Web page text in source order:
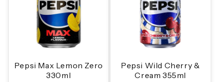
Pepsi Max Lemon Zero
330ml
Pepsi Wild Cherry &
Cream 355ml